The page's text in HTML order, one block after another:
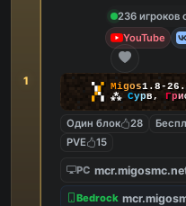
1
236 игроков
YouTube
▚▞ Migos1.8-
▞▚ ⁂ Сурв, Гри
Один блок 28
PVE
15
PC
Bedrock